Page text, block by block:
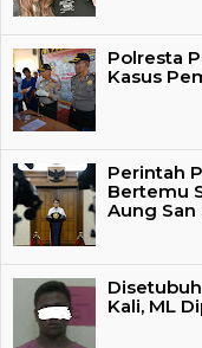
Polresta
Kasus
Perintah
Bertemu
Aung San
Kali, ML